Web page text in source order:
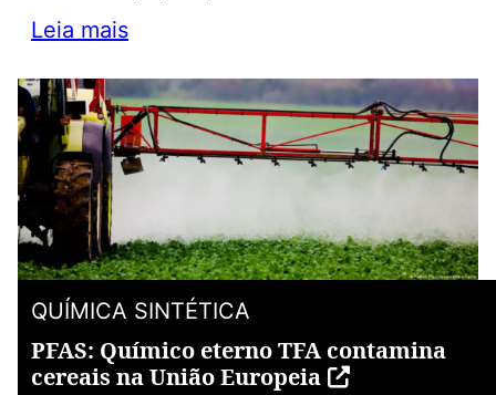
Leia mais
QUÍMICA SINTÉTICA
PFAS: Químico eterno TFA contamina
cereais na União Europeia